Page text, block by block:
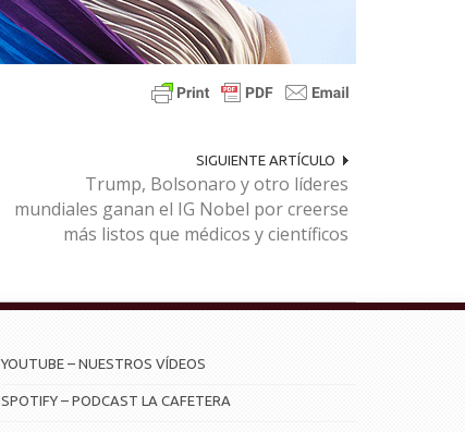
SIGUIENTE ARTÍCULO
Trump, Bolsonaro y otro líderes
mundiales ganan el IG Nobel por creerse
más listos que médicos y científicos
YOUTUBE – NUESTROS VÍDEOS
SPOTIFY – PODCAST LA CAFETERA